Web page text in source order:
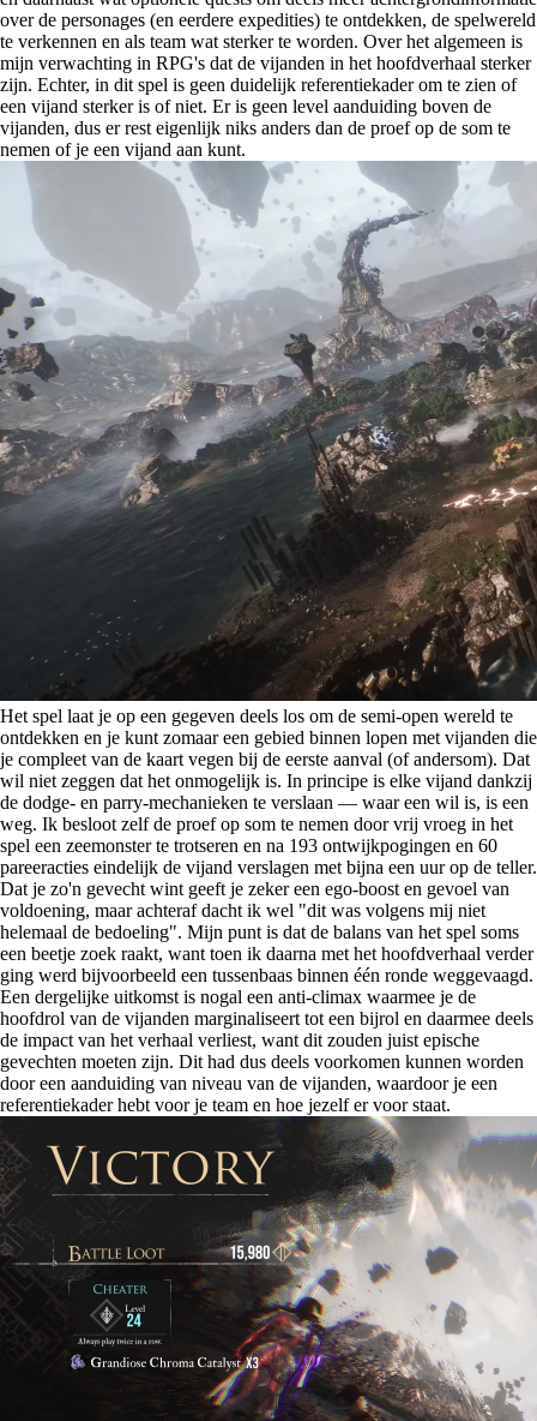
over de personages (en eerdere expedities) te ontdekken, de spelwereld
te verkennen en als team wat sterker te worden. Over het algemeen is
mijn verwachting in RPG's dat de vijanden in het hoofdverhaal sterker
zijn. Echter, in dit spel is geen duidelijk referentiekader om te zien of
een vijand sterker is of niet. Er is geen level aanduiding boven de
vijanden, dus er rest eigenlijk niks anders dan de proef op de som te
nemen of je een vijand aan kunt.
Het spel laat je op een gegeven deels los om de semi-open wereld te
ontdekken en je kunt zomaar een gebied binnen lopen met vijanden die
je compleet van de kaart vegen bij de eerste aanval (of andersom). Dat
wil niet zeggen dat het onmogelijk is. In principe is elke vijand dankzij
de dodge- en parry-mechanieken te verslaan — waar een wil is, is een
weg. Ik besloot zelf de proef op som te nemen door vrij vroeg in het
spel een zeemonster te trotseren en na 193 ontwijkpogingen en 60
pareeracties eindelijk de vijand verslagen met bijna een uur op de teller.
Dat je zo'n gevecht wint geeft je zeker een ego-boost en gevoel van
voldoening, maar achteraf dacht ik wel "dit was volgens mij niet
helemaal de bedoeling". Mijn punt is dat de balans van het spel soms
een beetje zoek raakt, want toen ik daarna met het hoofdverhaal verder
ging werd bijvoorbeeld een tussenbaas binnen één ronde weggevaagd.
Een dergelijke uitkomst is nogal een anti-climax waarmee je de
hoofdrol van de vijanden marginaliseert tot een bijrol en daarmee deels
de impact van het verhaal verliest, want dit zouden juist epische
gevechten moeten zijn. Dit had dus deels voorkomen kunnen worden
door een aanduiding van niveau van de vijanden, waardoor je een
referentiekader hebt voor je team en hoe jezelf er voor staat.